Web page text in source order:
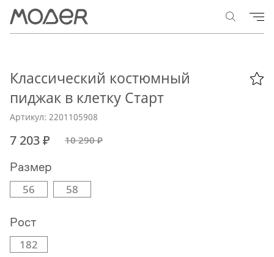
Классический костюмный
пиджак в клетку Старт
Артикул: 2201105908
7 203 ₽ 10 290 ₽
Размер
56 58
Рост
182